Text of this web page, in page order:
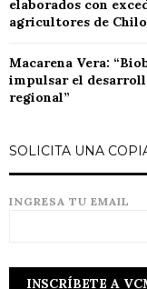
elaborados con
agricultores de
Macarena Vera:
impulsar el
regional”
SOLICITA UNA
INGRESA TU EMAIL